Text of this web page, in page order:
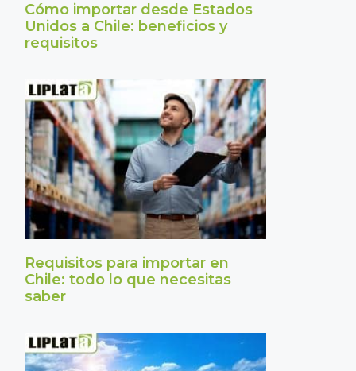
Cómo importar desde Estados
Unidos a Chile: beneficios y
requisitos
Requisitos para importar en
Chile: todo lo que necesitas
saber